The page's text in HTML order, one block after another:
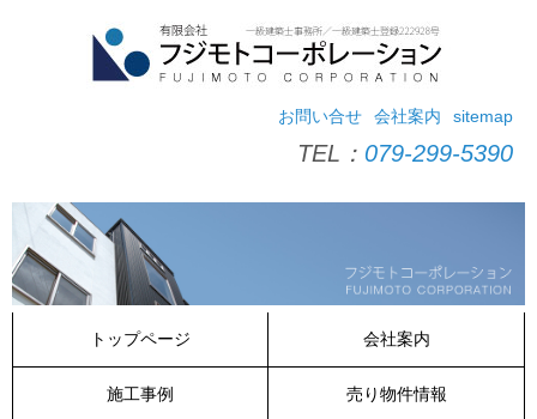
sitemap
会社案内
お問い合せ
TEL： 079-299-5390
トップページ 会社案内
施工事例 売り物件情報